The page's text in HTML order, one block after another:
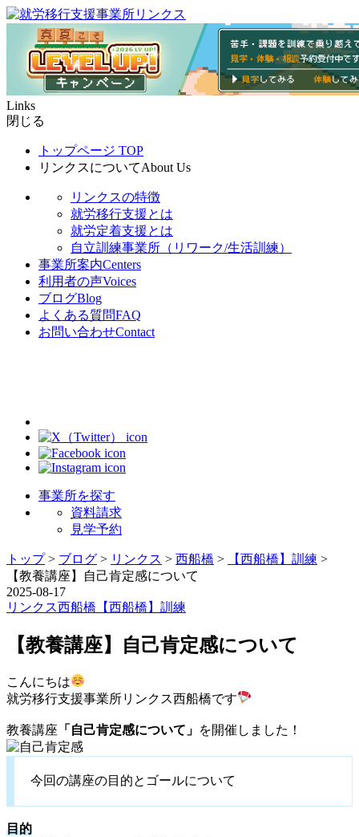
Links
閉じる
トップページ TOP
リンクスについてAbout Us
リンクスの特徴
就労移行支援とは
就労定着支援とは
自立訓練事業所（リワーク/生活訓練）
事業所案内Centers
利用者の声Voices
ブログBlog
よくある質問FAQ
お問い合わせContact
事業所を探す
資料請求
見学予約
トップ> ブログ > リンクス > 西船橋 > 【西船橋】訓練 >
【教養講座】自己肯定感について
2025-08-17
リンクス西船橋 【西船橋】訓練
【教養講座】自己肯定感について
こんにちは
就労移行支援事業所リンクス西船橋です
教養講座 「自己肯定感について」 を開催しました！
今回の講座の目的とゴールについて
目的